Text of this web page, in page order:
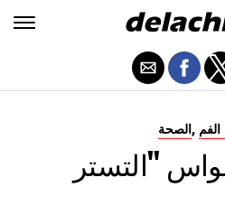
الصحة ,